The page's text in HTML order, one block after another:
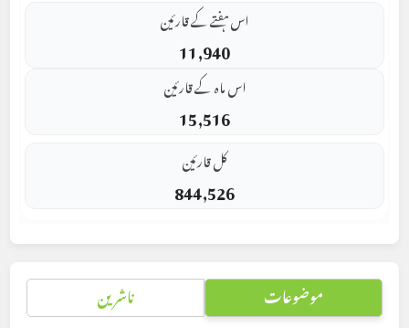
اس ہفتے کے قارئین
11,940
اس ماہ کے قارئین
15,516
کل قارئین
844,526
موضوعات ناشرین